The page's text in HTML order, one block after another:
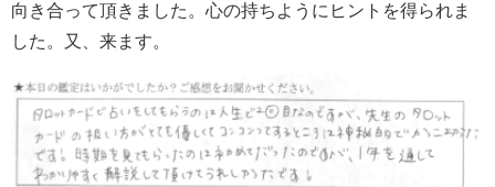
向き合って頂きました。心の持ちようにヒントを得られま
した。又、来ます。